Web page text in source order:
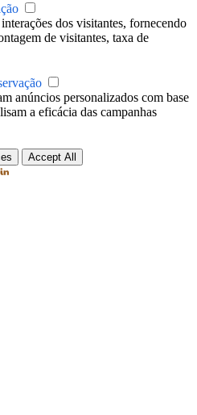
dos visitantes, fornecendo
de visitantes, taxa de
anúncios personalizados com base
a eficácia das campanhas
Accept All